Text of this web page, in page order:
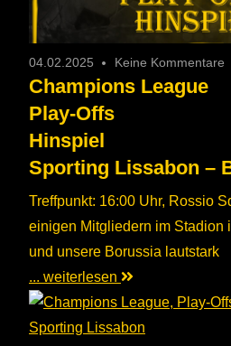
04.02.2025 Keine Kommentare
Champions League
Play-Offs
Hinspiel
Sporting Lissabon –
Treffpunkt: 16:00 Uhr, Rossio
einigen Mitgliedern im Stadion
und unsere Borussia lautstark
... weiterlesen